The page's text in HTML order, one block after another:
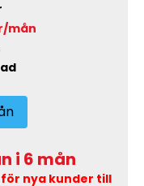
mån
i 6 mån
nya kunder till